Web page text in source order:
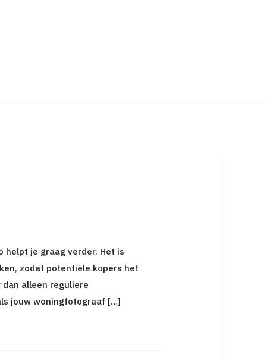
helpt je graag verder. Het is
zodat potentiële kopers het
alleen reguliere
jouw woningfotograaf […]